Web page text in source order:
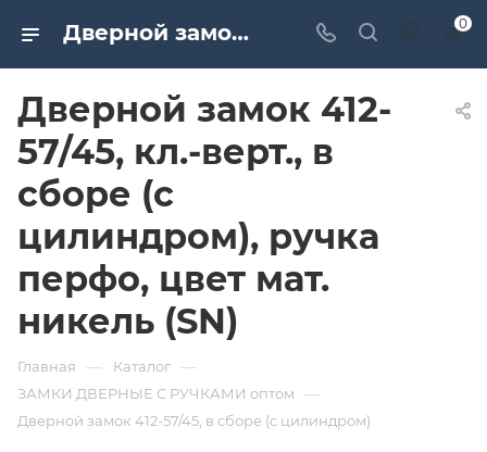
Дверной замок 412-57/45, кл.-верт., в сборе (с цилиндром), ручка перфо, цвет мат. никель (SN). Дверная и мебельная фурнитура САМИР-КИЛИТ | Оптовые поставки 0
Дверной замок 412-
57/45, кл.-верт., в
сборе (с
цилиндром), ручка
перфо, цвет мат.
никель (SN)
Главная — Каталог —
ЗАМКИ ДВЕРНЫЕ С РУЧКАМИ оптом —
Дверной замок 412-57/45, в сборе (с цилиндром)